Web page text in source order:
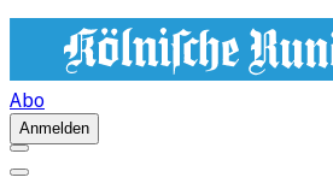
Abo
Anmelden